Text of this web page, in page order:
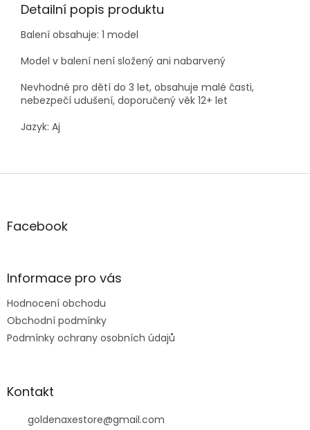
Detailní popis produktu
Balení obsahuje: 1 model
Model v balení není složený ani nabarvený
Nevhodné pro dětí do 3 let, obsahuje malé časti,
nebezpečí udušení, doporučený věk 12+ let
Jazyk: Aj
Z
aFacebook
Informace pro vás
Hodnocení obchodu
Obchodní podmínky
Podmínky ochrany osobních údajů
Kontakt
goldenaxestore@gmail.com